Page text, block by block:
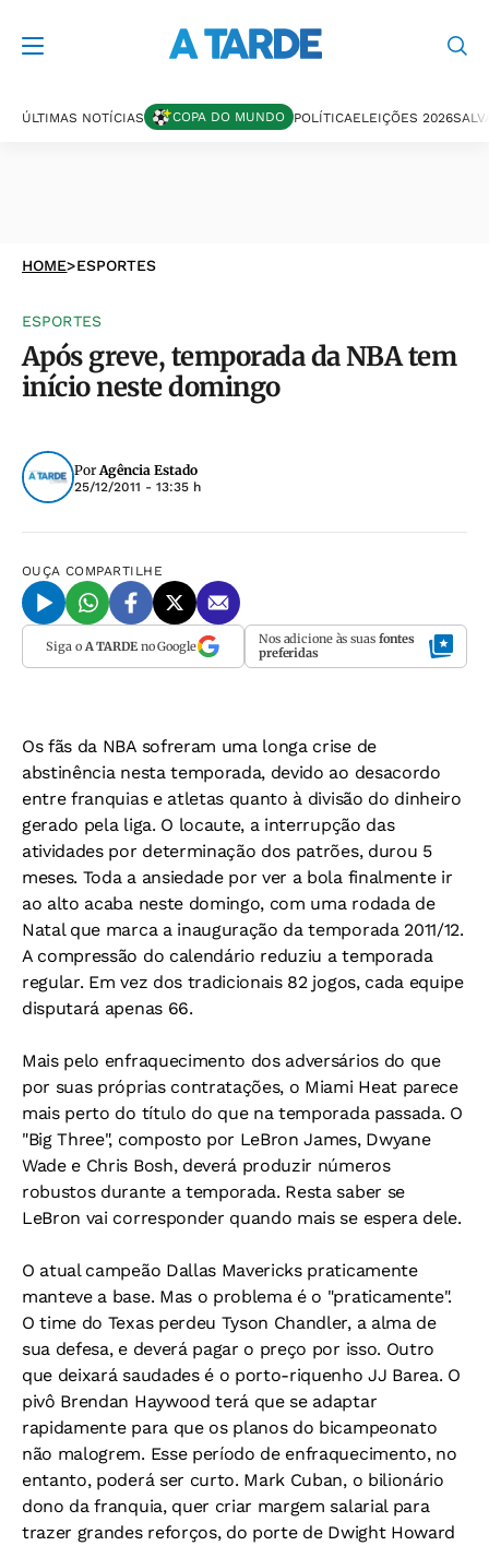
ÚLTIMAS NOTÍCIAS COPA DO MUNDO POLÍTICAELEIÇÕES 2026
HOME>ESPORTES
ESPORTES
Após greve, temporada da NBA tem
início neste domingo
PorAgência Estado
25/12/2011 - 13:35 h
OUÇA COMPARTILHE
Siga o A TARDEno Google Nos adicione às suas fontes
preferidas
Os fãs da NBA sofreram uma longa crise de
abstinência nesta temporada, devido ao desacordo
entre franquias e atletas quanto à divisão do dinheiro
gerado pela liga. O locaute, a interrupção das
atividades por determinação dos patrões, durou 5
meses. Toda a ansiedade por ver a bola finalmente ir
ao alto acaba neste domingo, com uma rodada de
Natal que marca a inauguração da temporada 2011/12.
A compressão do calendário reduziu a temporada
regular. Em vez dos tradicionais 82 jogos, cada equipe
disputará apenas 66.
Mais pelo enfraquecimento dos adversários do que
por suas próprias contratações, o Miami Heat parece
mais perto do título do que na temporada passada. O
"Big Three", composto por LeBron James, Dwyane
Wade e Chris Bosh, deverá produzir números
robustos durante a temporada. Resta saber se
LeBron vai corresponder quando mais se espera dele.
O atual campeão Dallas Mavericks praticamente
manteve a base. Mas o problema é o "praticamente".
O time do Texas perdeu Tyson Chandler, a alma de
sua defesa, e deverá pagar o preço por isso. Outro
que deixará saudades é o porto-riquenho JJ Barea. O
pivô Brendan Haywood terá que se adaptar
rapidamente para que os planos do bicampeonato
não malogrem. Esse período de enfraquecimento, no
entanto, poderá ser curto. Mark Cuban, o bilionário
dono da franquia, quer criar margem salarial para
trazer grandes reforços, do porte de Dwight Howard